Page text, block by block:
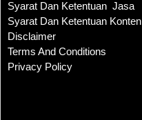
Syarat Dan Ketentuan Jasa
Syarat Dan Ketentuan Konten
Disclaimer
Terms And Conditions
Privacy Policy